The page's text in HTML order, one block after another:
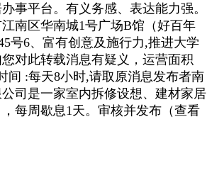
平台。有义务感、表达能力强。
南区华南城1号广场B馆（好百年
号6、富有创意及施行力,推进大学
对此转载消息有疑义，运营面积
间 :每天8小时,请取原消息发布者南
司是一家室内拆修设想、建材家居
每周歇息1天。审核并发布（查看